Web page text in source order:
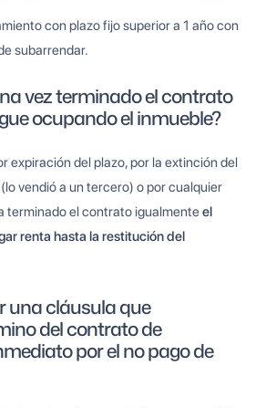
con plazo fijo superior a 1 año con
subarrendar.
vez terminado el contrato
ocupando el inmueble?
expiración del plazo, por la extinción del
vendió a un tercero) o por cualquier
terminado el contrato igualmenteel
renta hasta la restitución del
una cláusula que
del contrato de
por el no pago de